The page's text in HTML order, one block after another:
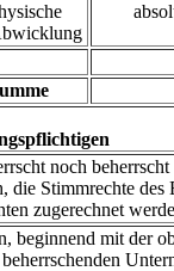
noch beherrscht
die Stimmrechte des
zugerechnet
beginnend mit der